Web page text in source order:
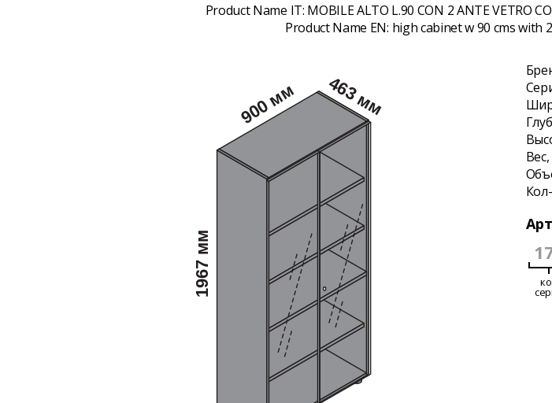
Product Name IT: MOBILE ALTO L.90 CON 2 ANTE VETRO
Product Name EN: high cabinet w 90 cms with
Вес,